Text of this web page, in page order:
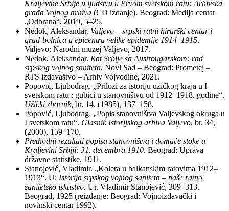
Kraljevine Srbije u ljudstvu u Prvom svetskom ratu: Arhivska
građa Vojnog arhiva (CD izdanje). Beograd: Medija centar
„Odbrana“, 2019, 5–25.
Nedok, Aleksandar. Valjevo – srpski ratni hirurški centar i
grad-bolnica u epicentru velike epidemije 1914–1915.
Valjevo: Narodni muzej Valjevo, 2017.
Nedok, Aleksandar. Rat Srbije sa Austrougarskom: rad
srpskog vojnog saniteta. Novi Sad – Beograd: Prometej –
RTS izdavaštvo – Arhiv Vojvodine, 2021.
Popović, Ljubodrag. „Prilozi za istoriju užičkog kraja u I
svetskom ratu : gubici u stanovništvu od 1912–1918. godine“.
Užički zbornik, br. 14, (1985), 137–158.
Popović, Ljubodrag. „Popis stanovništva Valjevskog okruga u
I svetskom ratu“. Glasnik Istorijskog arhiva Valjevo, br. 34,
(2000), 159–170.
Prethodni rezultati popisa stanovništva i domaće stoke u
Kraljevini Srbiji: 31. decembra 1910. Beograd: Uprava
državne statistike, 1911.
Stanojević, Vladimir. „Kolera u balkanskim ratovima 1912–
1913“. U: Istorija srpskog vojnog saniteta – naše ratno
sanitetsko iskustvo. Ur. Vladimir Stanojević, 309–313.
Beograd, 1925 (reizdanje: Beograd: Vojnoizdavački i
novinski centar 1992).